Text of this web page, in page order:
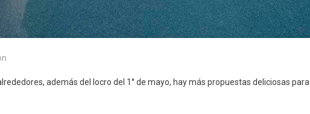
además del locro del 1° de mayo, hay más propuestas deliciosas para